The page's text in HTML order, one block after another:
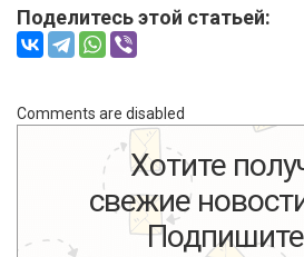
Поделитесь этой статьей:
Comments are disabled
Хотите
свежие